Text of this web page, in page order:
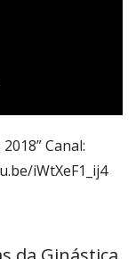
Canal:
iWtXeF1_ij4